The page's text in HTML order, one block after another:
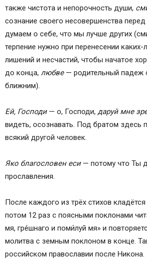
также чистота и непорочность души,
сознание своего несовершенства
думаем о себе, что мы лучше других
терпение нужно при перенесении каких-
лишений и несчастий, чтобы начатое
до конца, любве— родительный падеж
ближним).
Ей, Господи— о, Господи, даруй мне
видеть, осознавать. Под братом здесь
всякий другой человек.
Яко благословен еси— потому что Ты
прославления.
После каждого из трёх стихов
потом 12 раз с поясными поклонами
мя, гре́шнаго и поми́луй мя» и
молитва с земным поклоном в конце.
российском православии после Никона.